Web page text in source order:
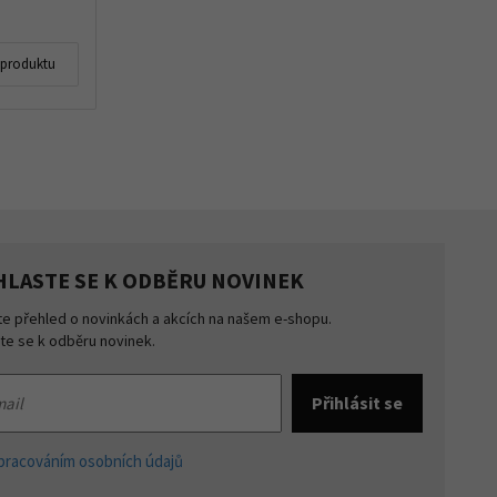
SE K ODBĚRU NOVINEK
přehled o novinkách a akcích na našem e-shopu.
se k odběru novinek.
osobních údajů